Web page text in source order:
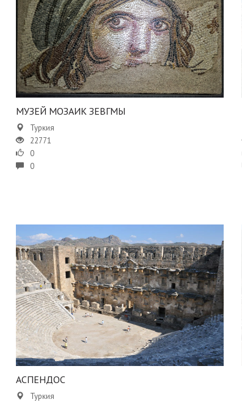
МУЗЕЙ МОЗАИК ЗЕВГМЫ
Туркия
22771
0
0
АСПЕНДОС
Туркия